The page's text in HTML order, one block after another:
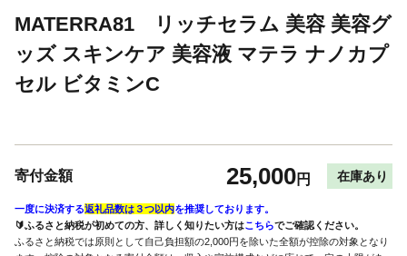
MATERRA81 リッチセラム 美容 美容グ
ッズ スキンケア 美容液 マテラ ナノカプ
セル ビタミンC
寄付金額 25,000円 在庫あり
一度に決済する返礼品数は３つ以内を推奨しております。
🔰ふるさと納税が初めての方、詳しく知りたい方はこちらでご確認ください。
ふるさと納税では原則として自己負担額の2,000円を除いた全額が控除の対象となり